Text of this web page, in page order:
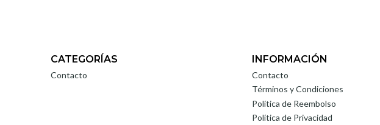
CATEGORÍAS
Contacto
INFORMACIÓN
Contacto
Términos y Condiciones
Política de Reembolso
Política de Privacidad